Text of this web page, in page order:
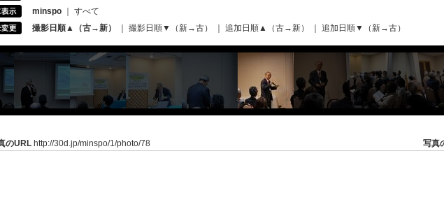
minspo
すべて
撮影日順▲（古→新）
撮影日順▼（新→古） 追加日順▲（古→新） 追加日順▼（新→古）
のURL http://30d.jp/minspo/1/photo/78 写真